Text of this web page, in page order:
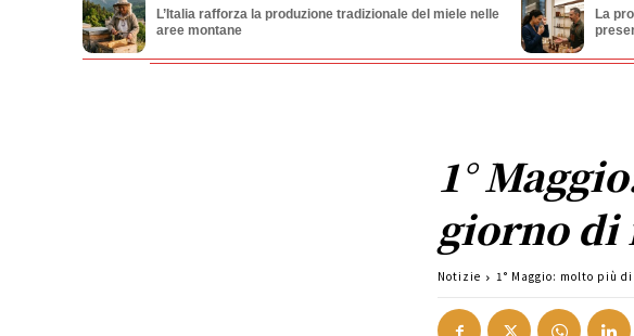
L’Italia rafforza la produzione tradizionale del miele nelle
aree montane
La
1°
giorno di
Notizie 1° Maggio: molto più